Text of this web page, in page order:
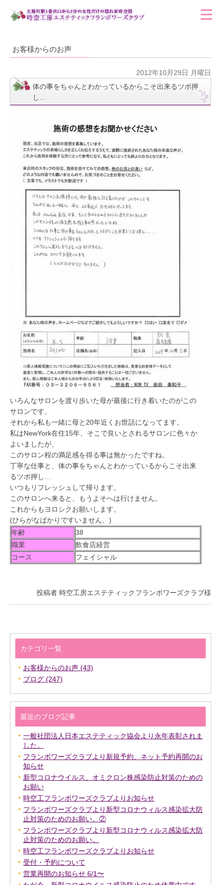
お客様からのお声
2012年10月29日 月曜日
体の事をちゃんとわかっているからこそ出来るツボ押
し…
いろんなサロンを渡り歩いた母が最後に行き着いたのがこの
サロンです。
それから私も一緒に母と20年近くお世話になってます。
私はNewYork在住15年、そこで良いとされるサロンに色々か
よいましたが、
このサロン程の満足感を得る事は無かったですね。
丁寧な仕事と、体の事をちゃんとわかっているからこそ出来
るツボ押し…
いつもリフレッシュして帰ります。
このサロンへ来ると、もうよそへは行けません。
これからもヨロシクお願いします。
(ひらがなばかりですいません。)
年齢
38
職業
飲食店経営
コース
フェイシャル
投稿者 時空工房エステティックフランボワーズクラブ様
カテゴリ一覧
お客様からのお声 (43)
ブログ (247)
最近のブログ記事
一般社団法人日本エステティック協会より永年表彰されま
した。
フランボワーズクラブより新規予約、ネット予約再開のお
知らせ
新型コロナウイルス、オミクロン株感染防止対策のための
お願い
時空工フランボワーズクラブよりお知らせ
フランボワーズクラブより新型コロナウィルス感染拡大防
止対策のためのお願い。②
フランボワーズクラブより新型コロナウィルス感染拡大防
止対策のためのお願い。
時空工フランボワーズクラブよりお知らせ
受付・予約について
営業再開のお知らせ 6/1〜